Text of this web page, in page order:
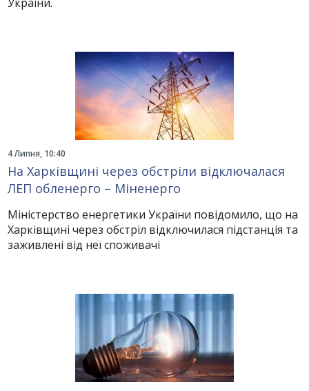
4 Липня, 10:40
На Харківщині через обстріли відключалася
ЛЕП обленерго – Міненерго
Міністерство енергетики України повідомило, що на
Харківщині через обстріл відключилася підстанція та
заживлені від неї споживачі